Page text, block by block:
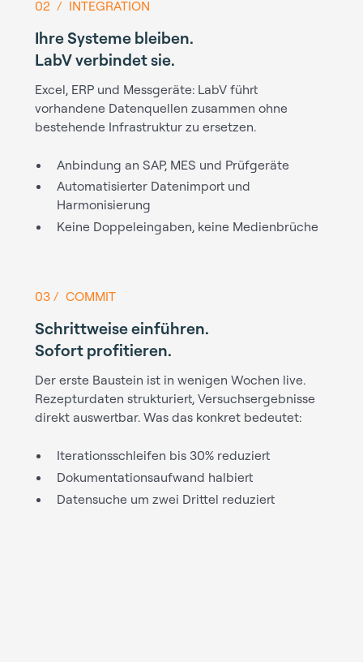
02 / INTEGRATION
Ihre Systeme bleiben.
LabV verbindet sie.
Excel, ERP und Messgeräte: LabV führt
vorhandene Datenquellen zusammen ohne
bestehende Infrastruktur zu ersetzen.
Anbindung an SAP, MES und Prüfgeräte
Automatisierter Datenimport und
Harmonisierung
Keine Doppeleingaben, keine Medienbrüche
03 / COMMIT
Schrittweise einführen.
Sofort profitieren.
Der erste Baustein ist in wenigen Wochen live.
Rezepturdaten strukturiert, Versuchsergebnisse
direkt auswertbar. Was das konkret bedeutet:
Iterationsschleifen bis 30% reduziert
Dokumentationsaufwand halbiert
Datensuche um zwei Drittel reduziert